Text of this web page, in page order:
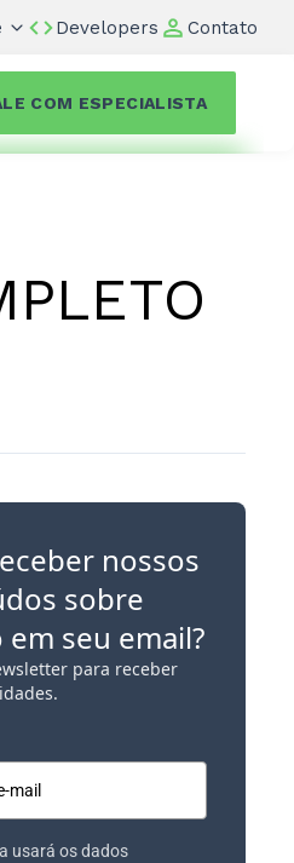
Developers Contato
COM ESPECIALISTA
nossos
sobre
seu email?
para receber
usará os dados